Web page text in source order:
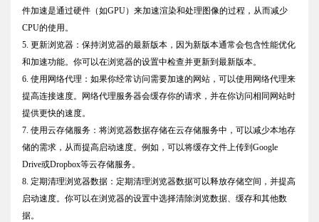
件加速是通过硬件（如GPU）来加速渲染和处理图像的过程，从而减少
CPU的使用。
5. 更新浏览器：保持浏览器的最新版本，因为新版本通常会包含性能优化
和加速功能。你可以在浏览器的设置中检查并更新到最新版本。
6. 使用网络代理：如果你经常访问需要加速的网站，可以使用网络代理来
提高连接速度。网络代理服务器会缓存你的请求，并在你访问相同网站时
提供更快的速度。
7. 使用云存储服务：将浏览器数据存储在云存储服务中，可以减少本地存
储的需求，从而提高启动速度。例如，可以将缓存文件上传到Google
Drive或Dropbox等云存储服务。
8. 定期清理浏览器数据：定期清理浏览器数据可以释放存储空间，并提高
启动速度。你可以在浏览器的设置中选择清除浏览数据、缓存和其他数
据。